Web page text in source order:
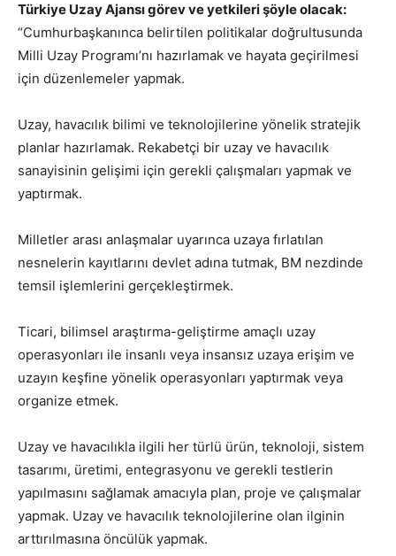
Türkiye Uzay Ajansı görev ve yetkileri şöyle olacak:
“Cumhurbaşkanınca belirtilen politikalar doğrultusunda
Milli Uzay Programı’nı hazırlamak ve hayata geçirilmesi
için düzenlemeler yapmak.
Uzay, havacılık bilimi ve teknolojilerine yönelik stratejik
planlar hazırlamak. Rekabetçi bir uzay ve havacılık
sanayisinin gelişimi için gerekli çalışmaları yapmak ve
yaptırmak.
Milletler arası anlaşmalar uyarınca uzaya fırlatılan
nesnelerin kayıtlarını devlet adına tutmak, BM nezdinde
temsil işlemlerini gerçekleştirmek.
Ticari, bilimsel araştırma-geliştirme amaçlı uzay
operasyonları ile insanlı veya insansız uzaya erişim ve
uzayın keşfine yönelik operasyonları yaptırmak veya
organize etmek.
Uzay ve havacılıkla ilgili her türlü ürün, teknoloji, sistem
tasarımı, üretimi, entegrasyonu ve gerekli testlerin
yapılmasını sağlamak amacıyla plan, proje ve çalışmalar
yapmak. Uzay ve havacılık teknolojilerine olan ilginin
arttırılmasına öncülük yapmak.